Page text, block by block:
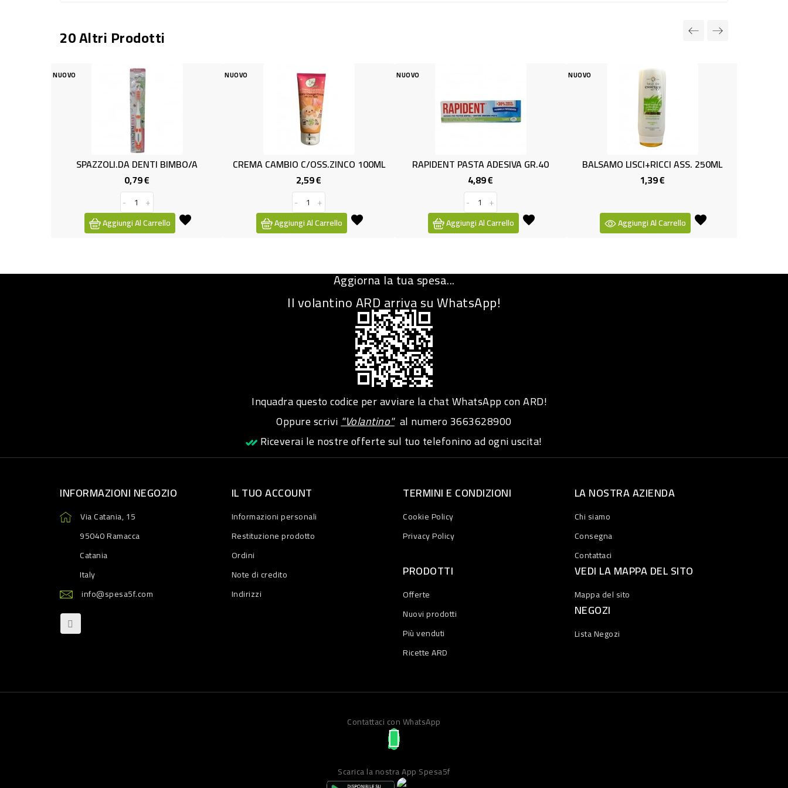
20 Altri Prodotti
DENTI BIMBO/A
NUOVO
CREMA CAMBIO C/OSS.ZINCO 100ML
Aggiungi Al Carrello
NUOVO
RAPIDENT PASTA ADESIVA GR.40
Aggiungi Al Carrello
BALSAMO LISCI+RICCI ASS. 250ML
Aggiungi Al Carrello
NUOVO
BSCHIUMA TORTA
Aggiungi Al Carrello
Aggiorna la tua spesa...
Il volantino ARD arriva su WhatsApp!
Inquadra questo codice per avviare la chat WhatsApp con ARD!
Oppure scrivi"Volantino"al numero3663628900
Riceverai le nostre offerte sul tuo telefonino ad ogni uscita!
INFORMAZIONI NEGOZIO
Via Catania, 15
95040 Ramacca
Catania
Italy
info@spesa5f.com
IL TUO ACCOUNT
Informazioni personali
Restituzione prodotto
Ordini
Note di credito
Indirizzi
TERMINI E CONDIZIONI
Cookie Policy
Privacy Policy
LA NOSTRA AZIENDA
Chi siamo
Consegna
Contattaci
PRODOTTI
Offerte
Nuovi prodotti
Più venduti
Ricette ARD
VEDI LA MAPPA DEL SITO
Mappa del sito
NEGOZI
Lista Negozi
Contattaci con WhatsApp
Scarica la nostra App Spesa5f